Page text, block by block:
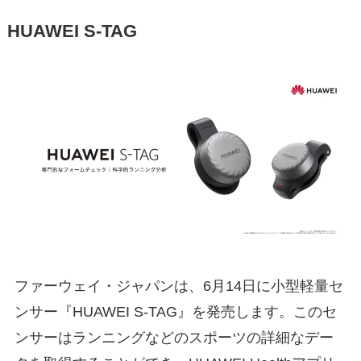
HUAWEI S-TAG
ファーウェイ・ジャパンは、6月14日に小型軽量セ
ンサー『HUAWEI S-TAG』を発売します。このセ
ンサーはランニングなどのスポーツの詳細なデー